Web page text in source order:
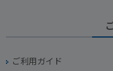
ご利用ガイド